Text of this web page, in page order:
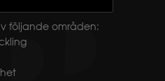
följande områden: